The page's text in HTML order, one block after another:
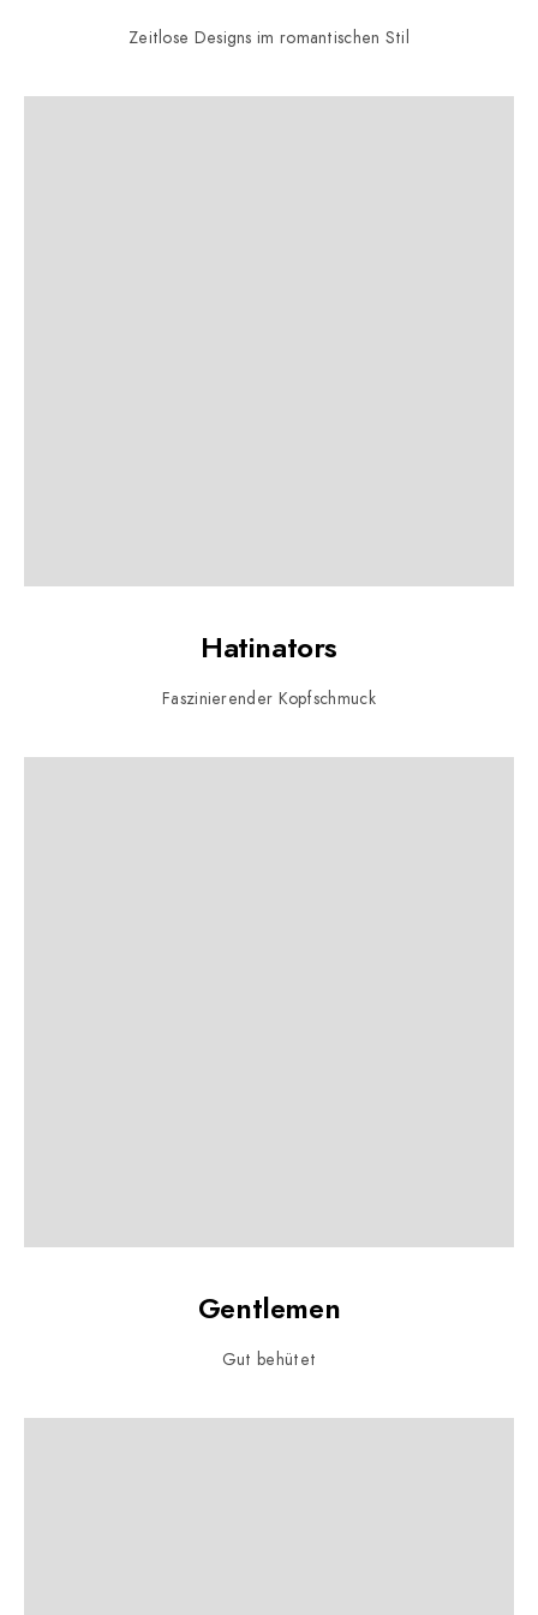
Zeitlose Designs im romantischen Stil
Hatinators
Faszinierender Kopfschmuck
Gentlemen
Gut behütet